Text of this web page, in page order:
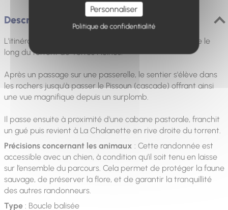
Description
L'itinéraire franchit le torrent de Clapouse puis remonte le
long du torrent de Terres Pleines.
Après un passage sur une passerelle, le sentier s'élève dans
les rochers jusqu'à passer le Pissoun (cascade) offrant ainsi
une vue magnifique depuis un surplomb.
Il passe ensuite à proximité d'une cabane pastorale, franchit
un gué puis revient à La Chalanette en rive droite du torrent.
Précisions concernant les animaux : Cette randonnée est
accessible avec un chien, à condition qu’il soit tenu en laisse
sur l’ensemble du parcours. Cela permet de protéger la faune
sauvage, de préserver la flore, et de garantir la tranquillité
des autres randonneurs.
Type: Boucle balisée
Personnaliser
Politique de confidentialité